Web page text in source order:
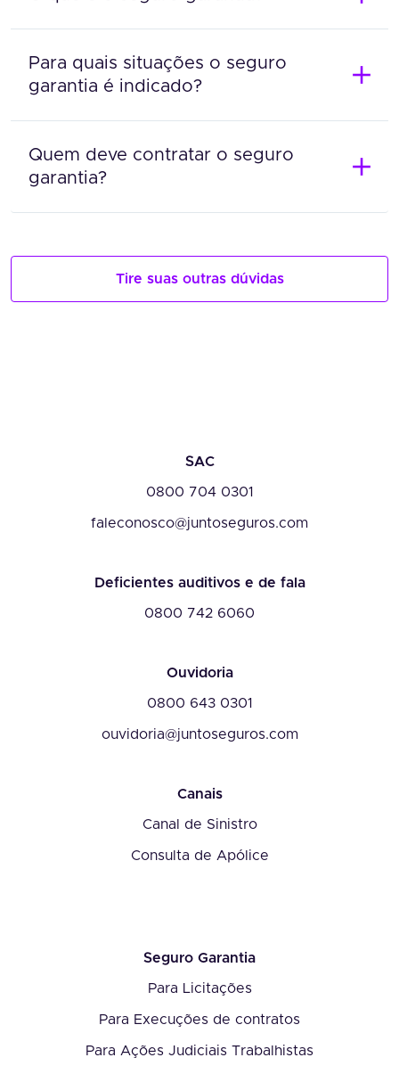
Para quais situações o seguro
garantia é indicado?
Quem deve contratar o seguro
garantia?
Tire suas outras dúvidas
SAC
0800 704 0301
faleconosco@juntoseguros.com
Deficientes auditivos e de fala
0800 742 6060
Ouvidoria
0800 643 0301
ouvidoria@juntoseguros.com
Canais
Canal de Sinistro
Consulta de Apólice
Seguro Garantia
Para Licitações
Para Execuções de contratos
Para Ações Judiciais Trabalhistas